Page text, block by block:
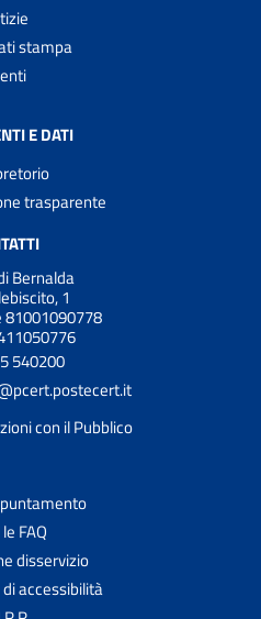
stampa
E DATI
trasparente
Bernalda
1
81001090778
540200
con il Pubblico
FAQ
disservizio
accessibilità